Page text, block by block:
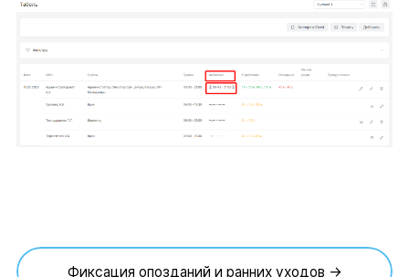
Фиксация опозданий и ранних уходов →